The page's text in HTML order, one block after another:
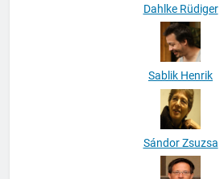
Dahlke Rüdiger
Sablik Henrik
Sándor Zsuzsa